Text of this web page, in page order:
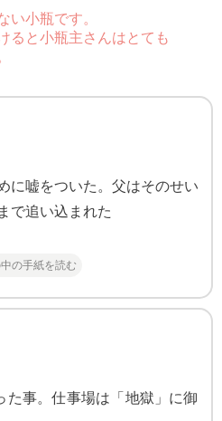
い小瓶です。
ると小瓶主さんはとても
に嘘をついた。父はそのせい
で追い込まれた
の手紙を読む
た事。仕事場は「地獄」に御